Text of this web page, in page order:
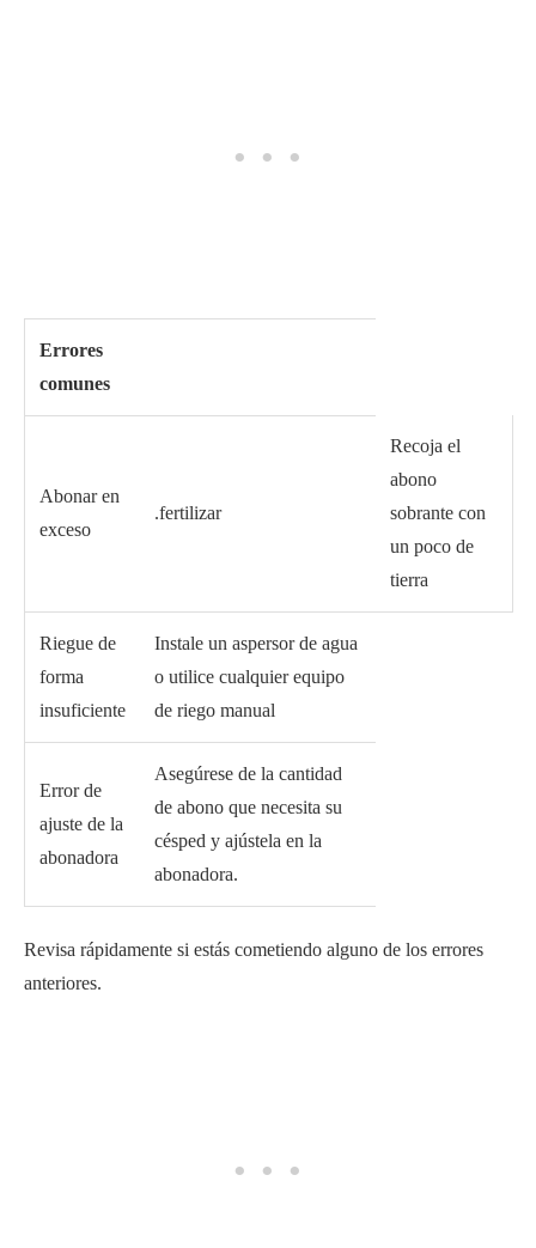
Errores
comunes
Abonar en
exceso
.fertilizar
Recoja el
abono
sobrante con
un poco de
tierra
Riegue de
forma
insuficiente
Instale un aspersor de agua
o utilice cualquier equipo
de riego manual
Error de
ajuste de la
abonadora
Asegúrese de la cantidad
de abono que necesita su
césped y ajústela en la
abonadora.
Revisa rápidamente si estás cometiendo alguno de los errores
anteriores.